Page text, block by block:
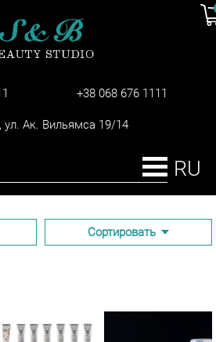
+38 068 676 1111
ул. Ак. Вильямса 19/14
Сортировать